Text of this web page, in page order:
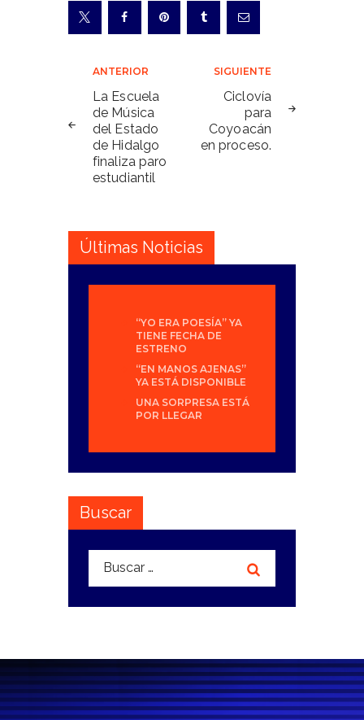
Navegación
de
entradas
ANTERIOR
La Escuela
de Música
del Estado
de Hidalgo
finaliza paro
estudiantil
SIGUIENTE
Ciclovía
para
Coyoacán
en proceso.
Últimas Noticias
“YO ERA POESÍA” YA
TIENE FECHA DE
ESTRENO
“EN MANOS AJENAS”
YA ESTÁ DISPONIBLE
UNA SORPRESA ESTÁ
POR LLEGAR
Buscar
Buscar: